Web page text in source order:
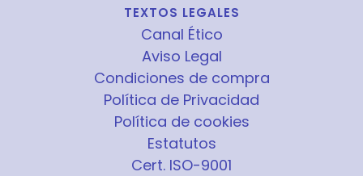
TEXTOS LEGALES
Canal Ético
Aviso Legal
Condiciones de compra
Política de Privacidad
Política de cookies
Estatutos
Cert. ISO-9001